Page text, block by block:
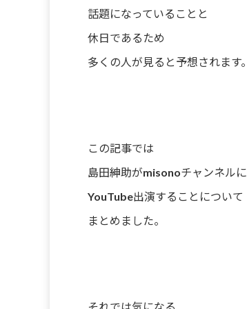
話題になっていることと
休日であるため
多くの人が見ると予想されます。
この記事では
島田紳助がmisonoチャンネルに
YouTube出演することについて
まとめました。
それでは気になる